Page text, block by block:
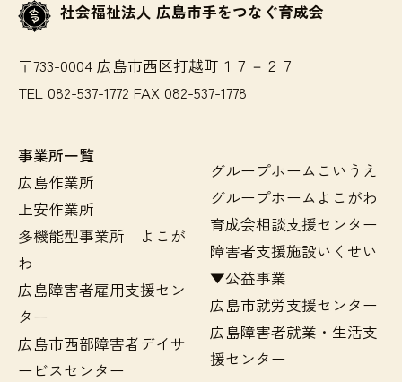
社会福祉法人 広島市手をつなぐ育成会
〒733-0004 広島市西区打越町１７－２７
TEL 082-537-1772 FAX 082-537-1778
事業所一覧
広島作業所
上安作業所
多機能型事業所 よこが
わ
広島障害者雇用支援セン
ター
広島市西部障害者デイサ
ービスセンター
グループホームこいうえ
グループホームよこがわ
育成会相談支援センター
障害者支援施設いくせい
▼公益事業
広島市就労支援センター
広島障害者就業・生活支
援センター